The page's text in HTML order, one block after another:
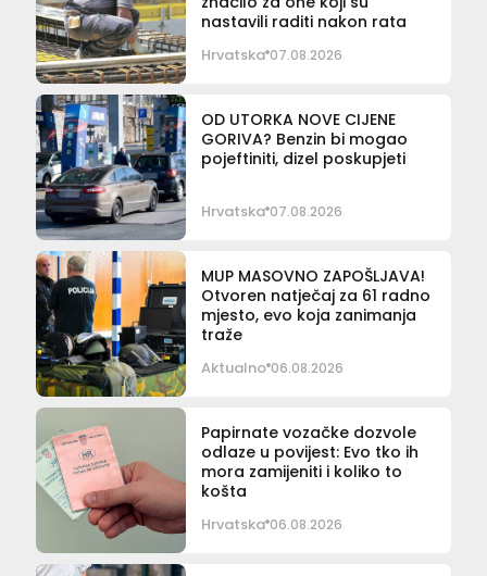
nastavili raditi nakon rata
Hrvatska 07.08.2026
OD UTORKA NOVE CIJENE
GORIVA? Benzin bi mogao
pojeftiniti, dizel poskupjeti
Hrvatska 07.08.2026
MUP MASOVNO ZAPOŠLJAVA!
Otvoren natječaj za 61 radno
mjesto, evo koja zanimanja
traže
Aktualno 06.08.2026
Papirnate vozačke dozvole
odlaze u povijest: Evo tko ih
mora zamijeniti i koliko to
košta
Hrvatska 06.08.2026